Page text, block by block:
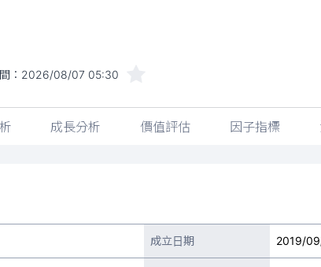
： 2026/08/07 05:30
成長分析 價值評估 因子指標
成立日期 2019/